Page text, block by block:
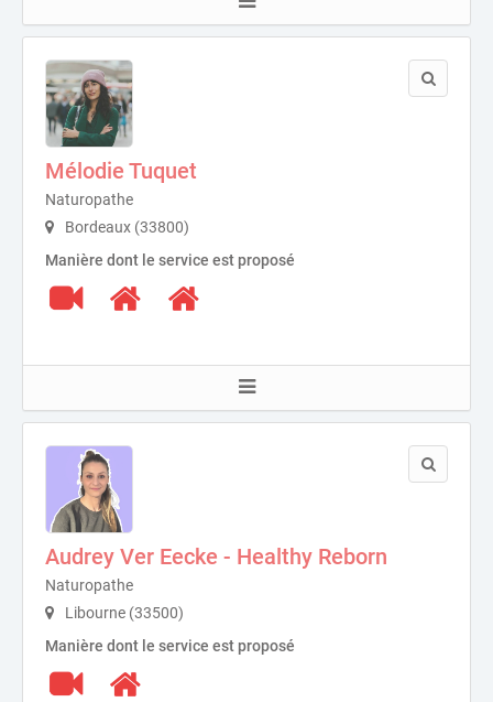
Mélodie Tuquet
Naturopathe
Bordeaux (33800)
Manière dont le service est proposé
Audrey Ver Eecke - Healthy Reborn
Naturopathe
Libourne (33500)
Manière dont le service est proposé